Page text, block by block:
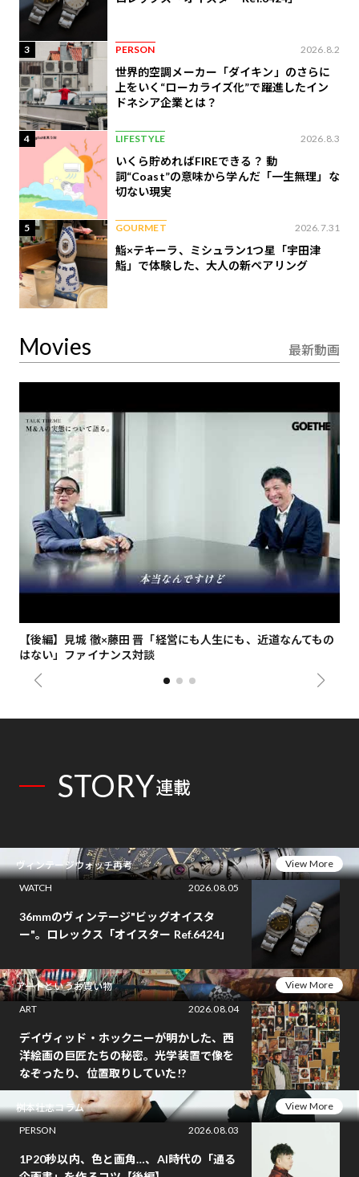
3 PERSON 2026.8.2
世界的空調メーカー「ダイキン」のさらに
上をいく“ローカライズ化”で躍進したイン
ドネシア企業とは？
4 LIFESTYLE 2026.8.3
いくら貯めればFIREできる？ 動
詞“Coast”の意味から学んだ「一生無理」な
切ない現実
5 GOURMET 2026.7.31
鮨×テキーラ、ミシュラン1つ星「宇田津
鮨」で体験した、大人の新ペアリング
Movies 最新動画
【後編】見城 徹×藤田 晋「経営にも人生にも、近道なんてもの
はない」ファイナンス対談
STORY連載
ヴィンテージウォッチ再考
View More
WATCH
2026.08.05
36mmのヴィンテージ"ビッグオイスタ
ー"。ロレックス「オイスター Ref.6424」
アートというお買い物
View More
ART
2026.08.04
デイヴィッド・ホックニーが明かした、西
洋絵画の巨匠たちの秘密。光学装置で像を
なぞったり、位置取りしていた!?
桝本壮志コラム
View More
PERSON
2026.08.03
1P20秒以内、色と画角…、AI時代の「通る